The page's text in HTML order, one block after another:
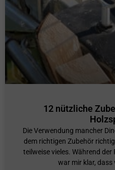
12 nützliche
Die Verwendung mancher
dem richtigen Zubehör
teilweise vieles. Während
war mir klar, dass